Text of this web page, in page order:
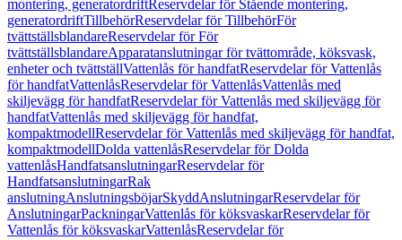
montering, generatordriftReservdelar för Stående montering,
generatordriftTillbehörReservdelar för TillbehörFör
tvättställsblandareReservdelar för För
tvättställsblandareApparatanslutningar för tvättområde, köksvask,
enheter och tvättställVattenlås för handfatReservdelar för Vattenlås
för handfatVattenlåsReservdelar för VattenlåsVattenlås med
skiljevägg för handfatReservdelar för Vattenlås med skiljevägg för
handfatVattenlås med skiljevägg för handfat,
kompaktmodellReservdelar för Vattenlås med skiljevägg för handfat,
kompaktmodellDolda vattenlåsReservdelar för Dolda
vattenlåsHandfatsanslutningarReservdelar för
HandfatsanslutningarRak
anslutningAnslutningsböjarSkyddAnslutningarReservdelar för
AnslutningarPackningarVattenlås för köksvaskarReservdelar för
Vattenlås för köksvaskarVattenlåsReservdelar för